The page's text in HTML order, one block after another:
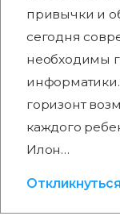
привычки и
сегодня
необходимы
горизонт
каждого
Илон…
Откликнуться